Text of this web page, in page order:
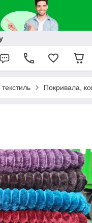
Покривала,